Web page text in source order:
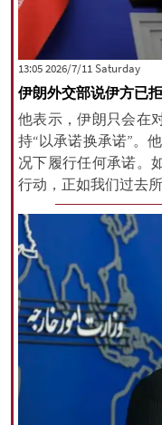
‫Saturday‬ 2026/7/11 13:05
伊朗外交部说伊方已
他表示，伊朗只会在
持“以承诺换承诺”。
况下履行任何承诺。
行动，正如我们过去所